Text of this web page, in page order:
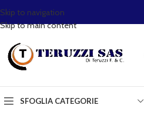
Skip to navigation
Skip to main content
SFOGLIA CATEGORIE